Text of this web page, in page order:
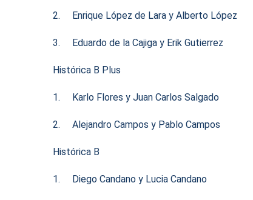
2. Enrique López de Lara y Alberto López
3. Eduardo de la Cajiga y Erik Gutierrez
Histórica B Plus
1. Karlo Flores y Juan Carlos Salgado
2. Alejandro Campos y Pablo Campos
Histórica B
1. Diego Candano y Lucia Candano